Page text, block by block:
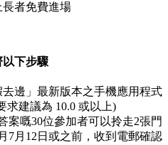
者免費進場
以下步驟
去邊」最新版本之手機應用程式
求建議為 10.0 或以上)
案嘅30位參加者可以拎走2張門
7月12日或之前，收到電郵確認